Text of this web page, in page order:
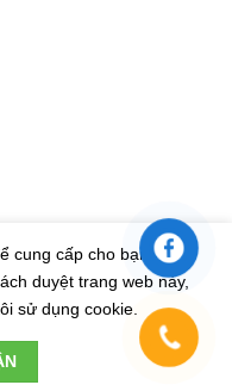
| Design by Eras VietNam
thử nghiệm nên các
lực.
cung cấp cho bạn trải
duyệt trang web này,
sử dụng cookie.